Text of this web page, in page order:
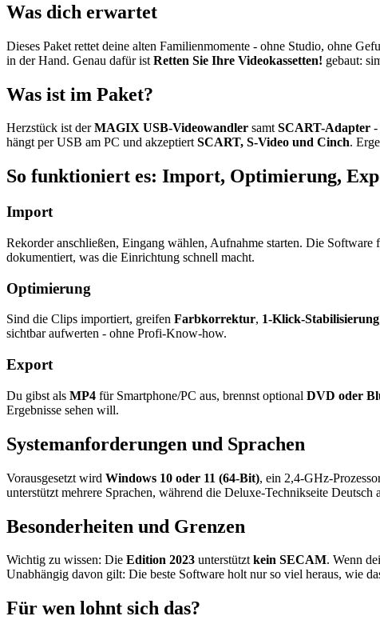
Was dich erwartet
Dieses Paket rettet deine alten Familienmomente - ohne Studio, ohne
in der Hand. Genau dafür ist Retten Sie Ihre Videokassetten! gebaut:
Was ist im Paket?
Herzstück ist derMAGIX USB-Videowandler samtSCART-Adapter -
hängt per USB am PC und akzeptiertSCART, S-Video und Cinch.
So funktioniert es: Import, Optimierung,
Import
Rekorder anschließen, Eingang wählen, Aufnahme starten. Die
dokumentiert, was die Einrichtung schnell macht.
Optimierung
Sind die Clips importiert, greifen Farbkorrektur, 1-Klick-Stabilisierung
sichtbar aufwerten - ohne Profi-Know-how.
Export
Du gibst als MP4 für Smartphone/PC aus, brennst optional DVD oder
Ergebnisse sehen will.
Systemanforderungen und Sprachen
Vorausgesetzt wird Windows 10 oder 11 (64-Bit), ein 2,4-GHz-
unterstützt mehrere Sprachen, während die Deluxe-Technikseite
Besonderheiten und Grenzen
Wichtig zu wissen: Die Edition 2023 unterstütztkein SECAM. Wenn
Unabhängig davon gilt: Die beste Software holt nur so viel heraus, wie
Für wen lohnt sich das?